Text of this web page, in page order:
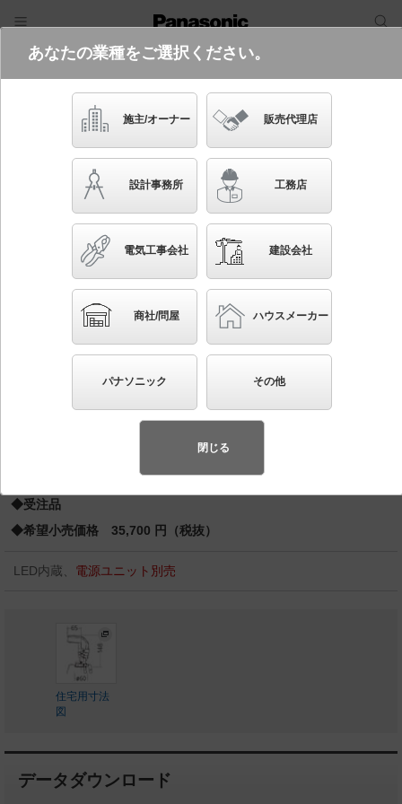
電気・建築設備（ビジネス）
フリーワード
品番・キーワード
かんたん照度計算
NTN82112Z
(電源150形DALI-2調光DD9との組み合
わせ（別売）)
天井埋込型 LED（温白色） グレアレスウォールウォ
ッシャダウンライト 光源遮光角30度 調光タイプ（ラ
イコン別売）／埋込穴φ55 ウォールウォッシャ LED
（先端技術や優れたデザイン性を持ち合わせ、快
◆受注品
◆希望小売価格 35,700 円（税抜）
LED内蔵、 電源ユニット別売
住宅用寸法
図
データダウンロード
あなたの業種をご選択ください。
施主/オーナー 販売代理店
設計事務所 工務店
電気工事会社 建設会社
商社/問屋 ハウスメーカー
パナソニック その他
閉じる